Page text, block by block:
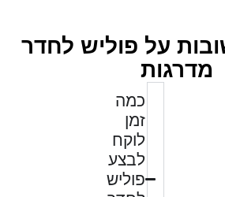
על פוליש לחדר
מדרגות
כמה
זמן
לוקח
לבצע
פוליש